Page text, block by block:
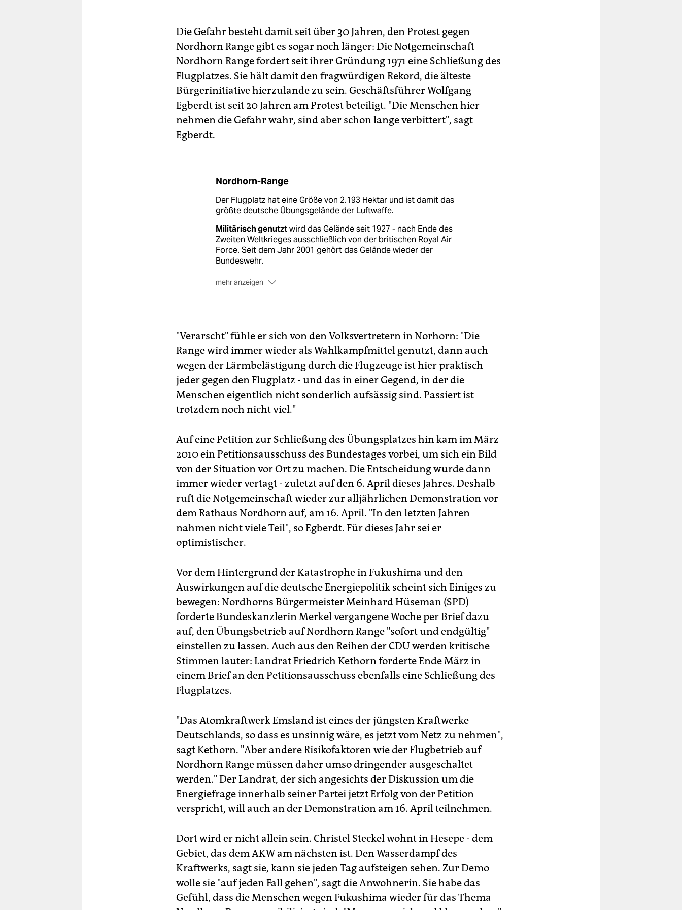
Die Gefahr besteht damit seit über 30 Jahren, den Protest gegen
Nordhorn Range gibt es sogar noch länger: Die Notgemeinschaft
Nordhorn Range fordert seit ihrer Gründung 1971 eine Schließung des
Flugplatzes. Sie hält damit den fragwürdigen Rekord, die älteste
Bürgerinitiative hierzulande zu sein. Geschäftsführer Wolfgang
Egberdt ist seit 20 Jahren am Protest beteiligt. "Die Menschen hier
nehmen die Gefahr wahr, sind aber schon lange verbittert", sagt
Egberdt.
Nordhorn-Range
Der Flugplatz hat eine Größe von 2.193 Hektar und ist damit das
größte deutsche Übungsgelände der Luftwaffe.
Militärisch genutztwird das Gelände seit 1927 - nach Ende des
Zweiten Weltkrieges ausschließlich von der britischen Royal Air
Force. Seit dem Jahr 2001 gehört das Gelände wieder der
Bundeswehr.
mehr anzeigen
"Verarscht" fühle er sich von den Volksvertretern in Norhorn: "Die
Range wird immer wieder als Wahlkampfmittel genutzt, dann auch
wegen der Lärmbelästigung durch die Flugzeuge ist hier praktisch
jeder gegen den Flugplatz - und das in einer Gegend, in der die
Menschen eigentlich nicht sonderlich aufsässig sind. Passiert ist
trotzdem noch nicht viel."
Auf eine Petition zur Schließung des Übungsplatzes hin kam im März
2010 ein Petitionsausschuss des Bundestages vorbei, um sich ein Bild
von der Situation vor Ort zu machen. Die Entscheidung wurde dann
immer wieder vertagt - zuletzt auf den 6. April dieses Jahres. Deshalb
ruft die Notgemeinschaft wieder zur alljährlichen Demonstration vor
dem Rathaus Nordhorn auf, am 16. April. "In den letzten Jahren
nahmen nicht viele Teil", so Egberdt. Für dieses Jahr sei er
optimistischer.
Vor dem Hintergrund der Katastrophe in Fukushima und den
Auswirkungen auf die deutsche Energiepolitik scheint sich Einiges zu
bewegen: Nordhorns Bürgermeister Meinhard Hüseman (SPD)
forderte Bundeskanzlerin Merkel vergangene Woche per Brief dazu
auf, den Übungsbetrieb auf Nordhorn Range "sofort und endgültig"
einstellen zu lassen. Auch aus den Reihen der CDU werden kritische
Stimmen lauter: Landrat Friedrich Kethorn forderte Ende März in
einem Brief an den Petitionsausschuss ebenfalls eine Schließung des
Flugplatzes.
"Das Atomkraftwerk Emsland ist eines der jüngsten Kraftwerke
Deutschlands, so dass es unsinnig wäre, es jetzt vom Netz zu nehmen",
sagt Kethorn. "Aber andere Risikofaktoren wie der Flugbetrieb auf
Nordhorn Range müssen daher umso dringender ausgeschaltet
werden." Der Landrat, der sich angesichts der Diskussion um die
Energiefrage innerhalb seiner Partei jetzt Erfolg von der Petition
verspricht, will auch an der Demonstration am 16. April teilnehmen.
Dort wird er nicht allein sein. Christel Steckel wohnt in Hesepe - dem
Gebiet, das dem AKW am nächsten ist. Den Wasserdampf des
Kraftwerks, sagt sie, kann sie jeden Tag aufsteigen sehen. Zur Demo
wolle sie "auf jeden Fall gehen", sagt die Anwohnerin. Sie habe das
Gefühl, dass die Menschen wegen Fukushima wieder für das Thema